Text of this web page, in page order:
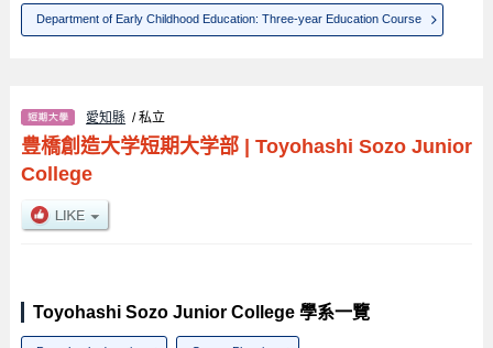
Department of Early Childhood Education: Three-year Education Course
愛知縣 / 私立
豊橋創造大学短期大学部| Toyohashi Sozo Junior
College
Toyohashi Sozo Junior College 學系一覽